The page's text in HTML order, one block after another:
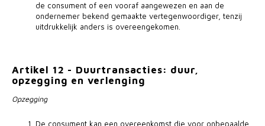
de consument of een vooraf aangewezen en aan de
ondernemer bekend gemaakte vertegenwoordiger, tenzij
uitdrukkelijk anders is overeengekomen.
Artikel 12 - Duurtransacties: duur,
opzegging en verlenging
Opzegging
De consument kan een overeenkomst die voor onbepaalde